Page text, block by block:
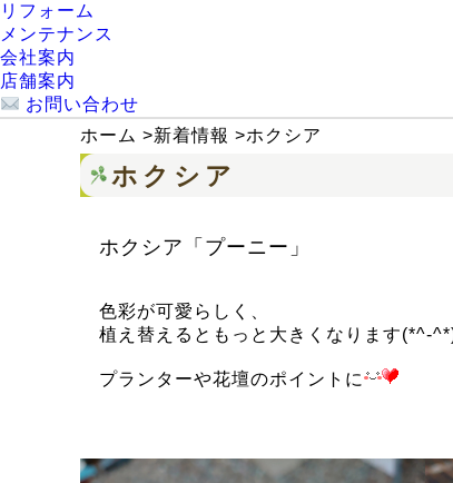
リフォーム
メンテナンス
会社案内
店舗案内
お問い合わせ
ホーム >新着情報 >ホクシア
ホクシア
ホクシア「プーニー」
色彩が可愛らしく、
植え替えるともっと大きくなります(*^-
プランターや花壇のポイントに